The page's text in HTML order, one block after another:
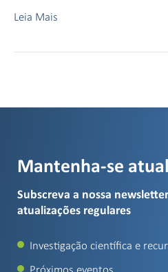
Leia Mais
Mantenha-se
Subscreva a nossa
atualizações regulares
Investigação científica e